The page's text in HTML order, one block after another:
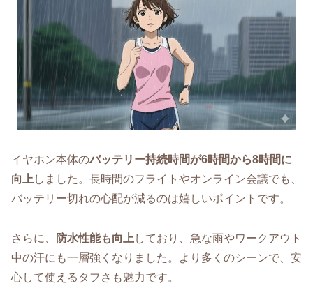
イヤホン本体のバッテリー持続時間が6時間から8時間に
向上 しました。長時間のフライトやオンライン会議でも、
バッテリー切れの心配が減るのは嬉しいポイントです。
さらに、 防水性能も向上 しており、急な雨やワークアウト
中の汗にも一層強くなりました。より多くのシーンで、安
心して使えるタフさも魅力です。